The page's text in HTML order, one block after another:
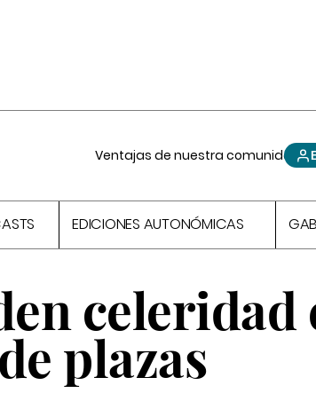
Ventajas de nuestra comunidad
EDICIONES AUTONÓMICAS
celeridad
plazas